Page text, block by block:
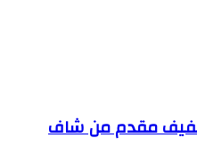
مقدم من شاف